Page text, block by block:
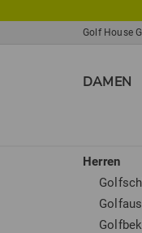
Golf House
DAMEN
Herren